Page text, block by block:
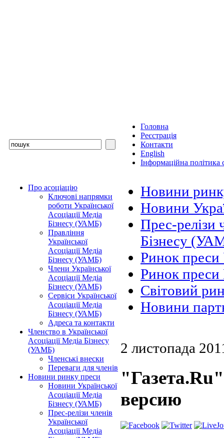
Головна
Реєстрація
Контакти
English
Інформаційна політика
Про асоціацію
Ключові напрямки
роботи Української
Асоціації Медіа
Бізнесу (УАМБ)
Правління
Української
Асоціації Медіа
Бізнесу (УАМБ)
Члени Української
Асоціації Медіа
Бізнесу (УАМБ)
Сервіси Української
Асоціації Медіа
Бізнесу (УАМБ)
Адреса та контакти
Членство в Української
Асоціації Медіа Бізнесу
(УАМБ)
Членські внески
Переваги для членів
Новини ринку преси
Новини Української
Асоціації Медіа
Бізнесу (УАМБ)
Прес-релізи членів
Української
Асоціації Медіа
Новини
Новини
Прес-релізи
Бізнесу
Ринок преси
Ринок преси
Світовий
Новини
2 листопада
версию